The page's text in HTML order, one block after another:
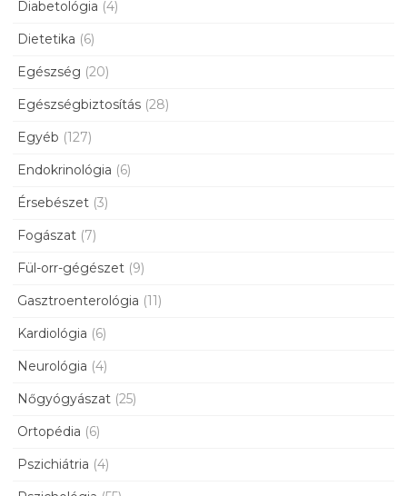
Diabetológia (4)
Dietetika (6)
Egészség (20)
Egészségbiztosítás (28)
Egyéb (127)
Endokrinológia (6)
Érsebészet (3)
Fogászat (7)
Fül-orr-gégészet (9)
Gasztroenterológia (11)
Kardiológia (6)
Neurológia (4)
Nőgyógyászat (25)
Ortopédia (6)
Pszichiátria (4)